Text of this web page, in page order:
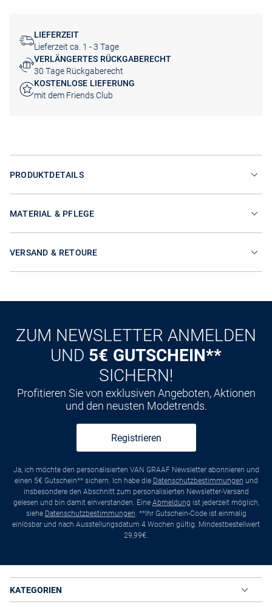
LIEFERZEIT
Lieferzeit ca. 1 - 3 Tage
VERLÄNGERTES RÜCKGABERECHT
30 Tage Rückgaberecht
KOSTENLOSE LIEFERUNG
mit dem Friends Club
PRODUKTDETAILS
MATERIAL & PFLEGE
VERSAND & RETOURE
ZUM NEWSLETTER ANMELDEN
UND 5€ GUTSCHEIN**
SICHERN!
Profitieren Sie von exklusiven Angeboten, Aktionen
und den neusten Modetrends.
Registrieren
Ja, ich möchte den personalisierten VAN GRAAF Newsletter abonnieren und
einen 5€ Gutschein** sichern. Ich habe die Datenschutzbestimmungen und
insbesondere den Abschnitt zum personalisierten Newsletter-Versand
gelesen und bin damit einverstanden. Eine Abmeldung ist jederzeit möglich,
siehe Datenschutzbestimmungen. **Ihr Gutschein-Code ist einmalig
einlösbar und nach Ausstellungsdatum 4 Wochen gültig. Mindestbestellwert
29,99€.
KATEGORIEN